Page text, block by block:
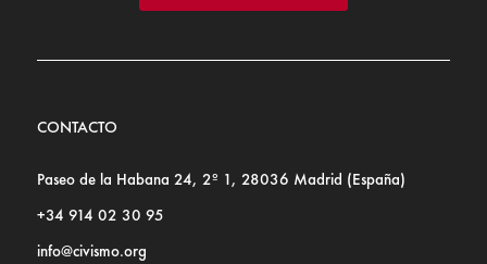
CONTACTO
Paseo de la Habana 24, 2º 1, 28036 Madrid (España)
+34 914 02 30 95
info@civismo.org